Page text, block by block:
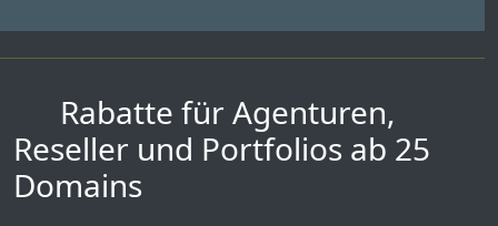
Rabatte für Agenturen,
Reseller und Portfolios ab 25
Domains